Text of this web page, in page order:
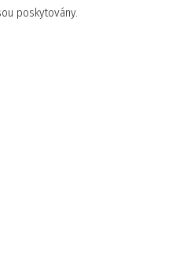
tříhlavá zadky
poskytovány.